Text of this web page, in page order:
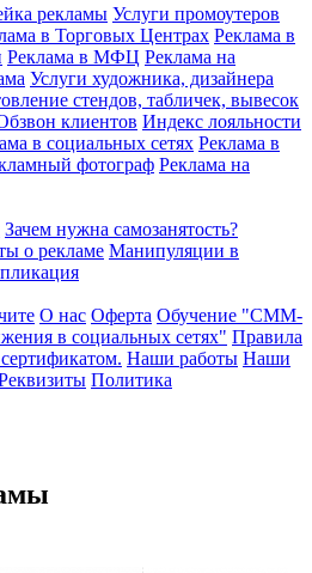
рекламы Услуги промоутеров
в Торговых Центрах Реклама в
Реклама в МФЦ Реклама на
Услуги художника, дизайнера
стендов, табличек, вывесок
клиентов Индекс лояльности
в социальных сетях Реклама в
фотограф Реклама на
Зачем нужна самозанятость?
о рекламе Манипуляции в
О нас Оферта Обучение "СМM-
в социальных сетях" Правила
Наши работы Наши
Политика